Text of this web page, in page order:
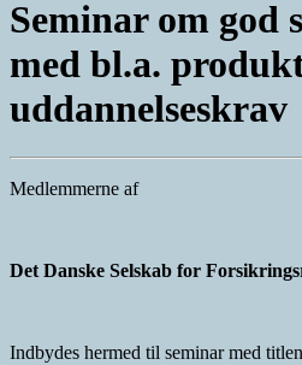
Seminar om god
med bl.a.
uddannelseskrav
Medlemmerne af
Det Danske Selskab for
Indbydes hermed til seminar med titlen